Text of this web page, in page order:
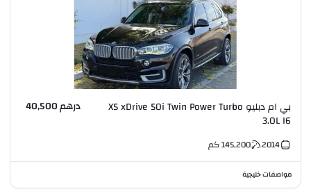
بي ام دبليو X5 xDrive 50i Twin Power Turbo
3.0L I6
درهم 40,500
2014
145,200كم
مواصفات خليجية